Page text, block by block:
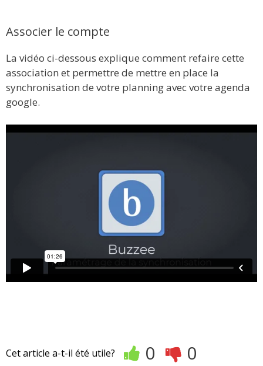
Associer le compte
La vidéo ci-dessous explique comment refaire cette
association et permettre de mettre en place la
synchronisation de votre planning avec votre agenda
google.
Cet article a-t-il été utile? 0 0